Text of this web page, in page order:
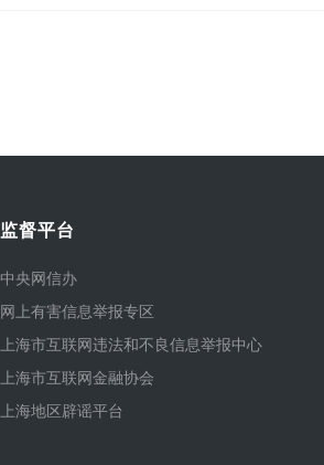
监督平台
中央网信办
网上有害信息举报专区
上海市互联网违法和不良信息举报中心
上海市互联网金融协会
上海地区辟谣平台